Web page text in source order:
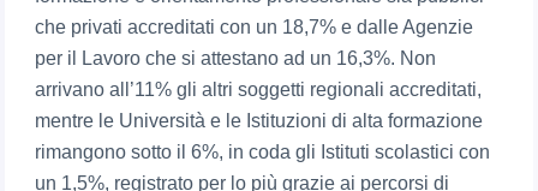
che privati accreditati con un 18,7% e dalle Agenzie
per il Lavoro che si attestano ad un 16,3%. Non
arrivano all’11% gli altri soggetti regionali accreditati,
mentre le Università e le Istituzioni di alta formazione
rimangono sotto il 6%, in coda gli Istituti scolastici con
un 1,5%, registrato per lo più grazie ai percorsi di